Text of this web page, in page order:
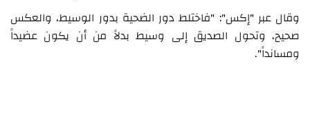
وقال عبر "إكس": "فاختلط دور الضحية بدور الوسيط، والعكس
صحيح، وتحول الصديق إلى وسيط بدلاً من أن يكون عضيداً
ومسانداً".